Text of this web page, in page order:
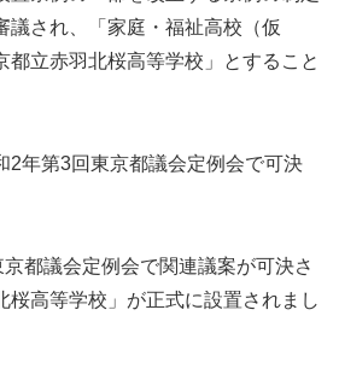
議され、「家庭・福祉高校（仮
都立赤羽北桜高等学校」とすること
2年第3回東京都議会定例会で可決
都議会定例会で関連議案が可決さ
桜高等学校」が正式に設置されまし